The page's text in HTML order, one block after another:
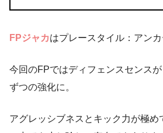
FPジャカはプレースタイル：アン
今回のFPではディフェンスセンス
ずつの強化に。
アグレッシブネスとキック力が極め